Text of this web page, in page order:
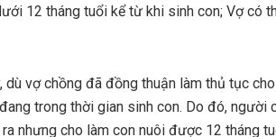
12 tháng tuổi kể từ khi sinh con; Vợ có
dù vợ chồng đã đồng thuận làm thủ tục
trong thời gian sinh con. Do đó, người
nhưng cho làm con nuôi được 12 tháng